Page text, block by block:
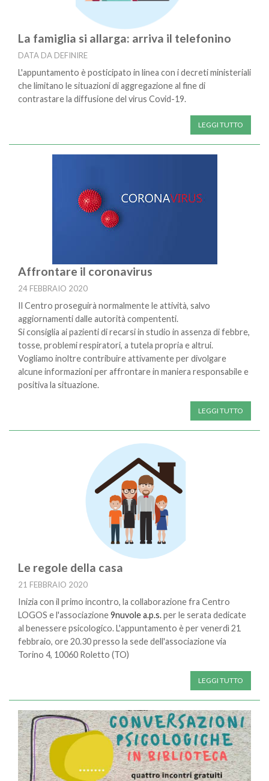
La famiglia si allarga: arriva il telefonino
DATA DA DEFINIRE
L'appuntamento è posticipato in linea con i decreti ministeriali
che limitano le situazioni di aggregazione al fine di
contrastare la diffusione del virus Covid-19.
LEGGI TUTTO
Affrontare il coronavirus
24 FEBBRAIO 2020
Il Centro proseguirà normalmente le attività, salvo
aggiornamenti dalle autorità compententi.
Si consiglia ai pazienti di recarsi in studio in assenza di febbre,
tosse, problemi respiratori, a tutela propria e altrui.
Vogliamo inoltre contribuire attivamente per divolgare
alcune informazioni per affrontare in maniera responsabile e
positiva la situazione.
LEGGI TUTTO
Le regole della casa
21 FEBBRAIO 2020
Inizia con il primo incontro, la collaborazione fra Centro
LOGOS e l'associazione9nuvole a.p.s.per le serata dedicate
al benessere psicologico. L'appuntamento è per venerdì 21
febbraio, ore 20.30 presso la sede dell'associazione via
Torino 4, 10060 Roletto (TO)
LEGGI TUTTO